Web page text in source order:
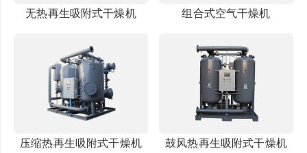
无热再生吸附式干燥机 组合式空气干燥机
压缩热再生吸附式干燥机 鼓风热再生吸附式干燥机